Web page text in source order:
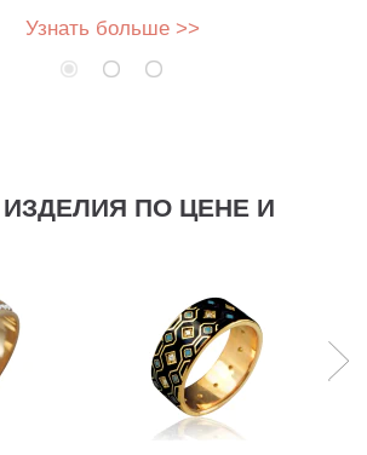
Узнать больше >>
ПО ЦЕНЕ И